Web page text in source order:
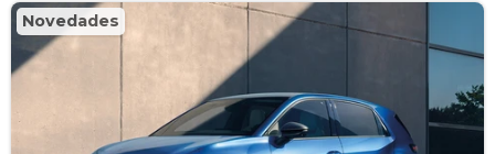
Novedades